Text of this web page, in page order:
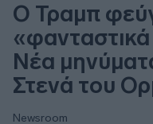
Ο Τραμπ
Νέα
Στενά του
Newsroom